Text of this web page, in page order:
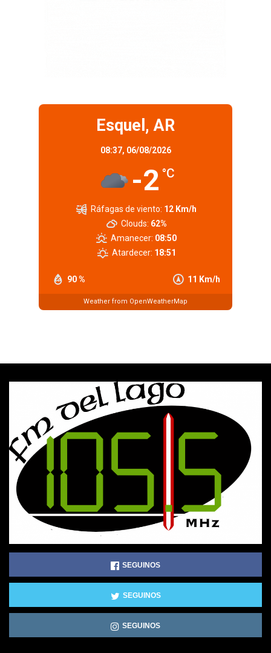
Esquel, AR
08:37, 06/08/2026
-2 °C
90 % 11 Km/h
Ráfagas de viento: 12 Km/h
Clouds: 62%
Amanecer: 08:50
Atardecer: 18:51
Weather from OpenWeatherMap
SEGUINOS
SEGUINOS
SEGUINOS